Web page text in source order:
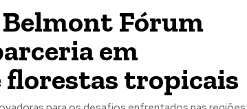
Belmont Fórum
em
florestas tropicais